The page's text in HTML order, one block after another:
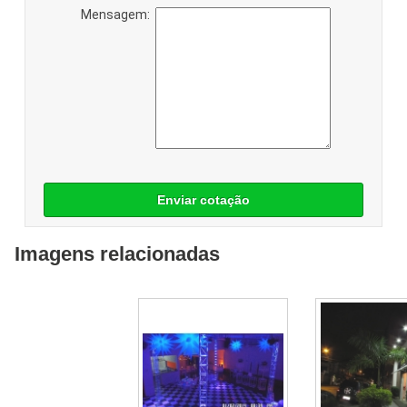
Mensagem:
Enviar cotação
Imagens relacionadas